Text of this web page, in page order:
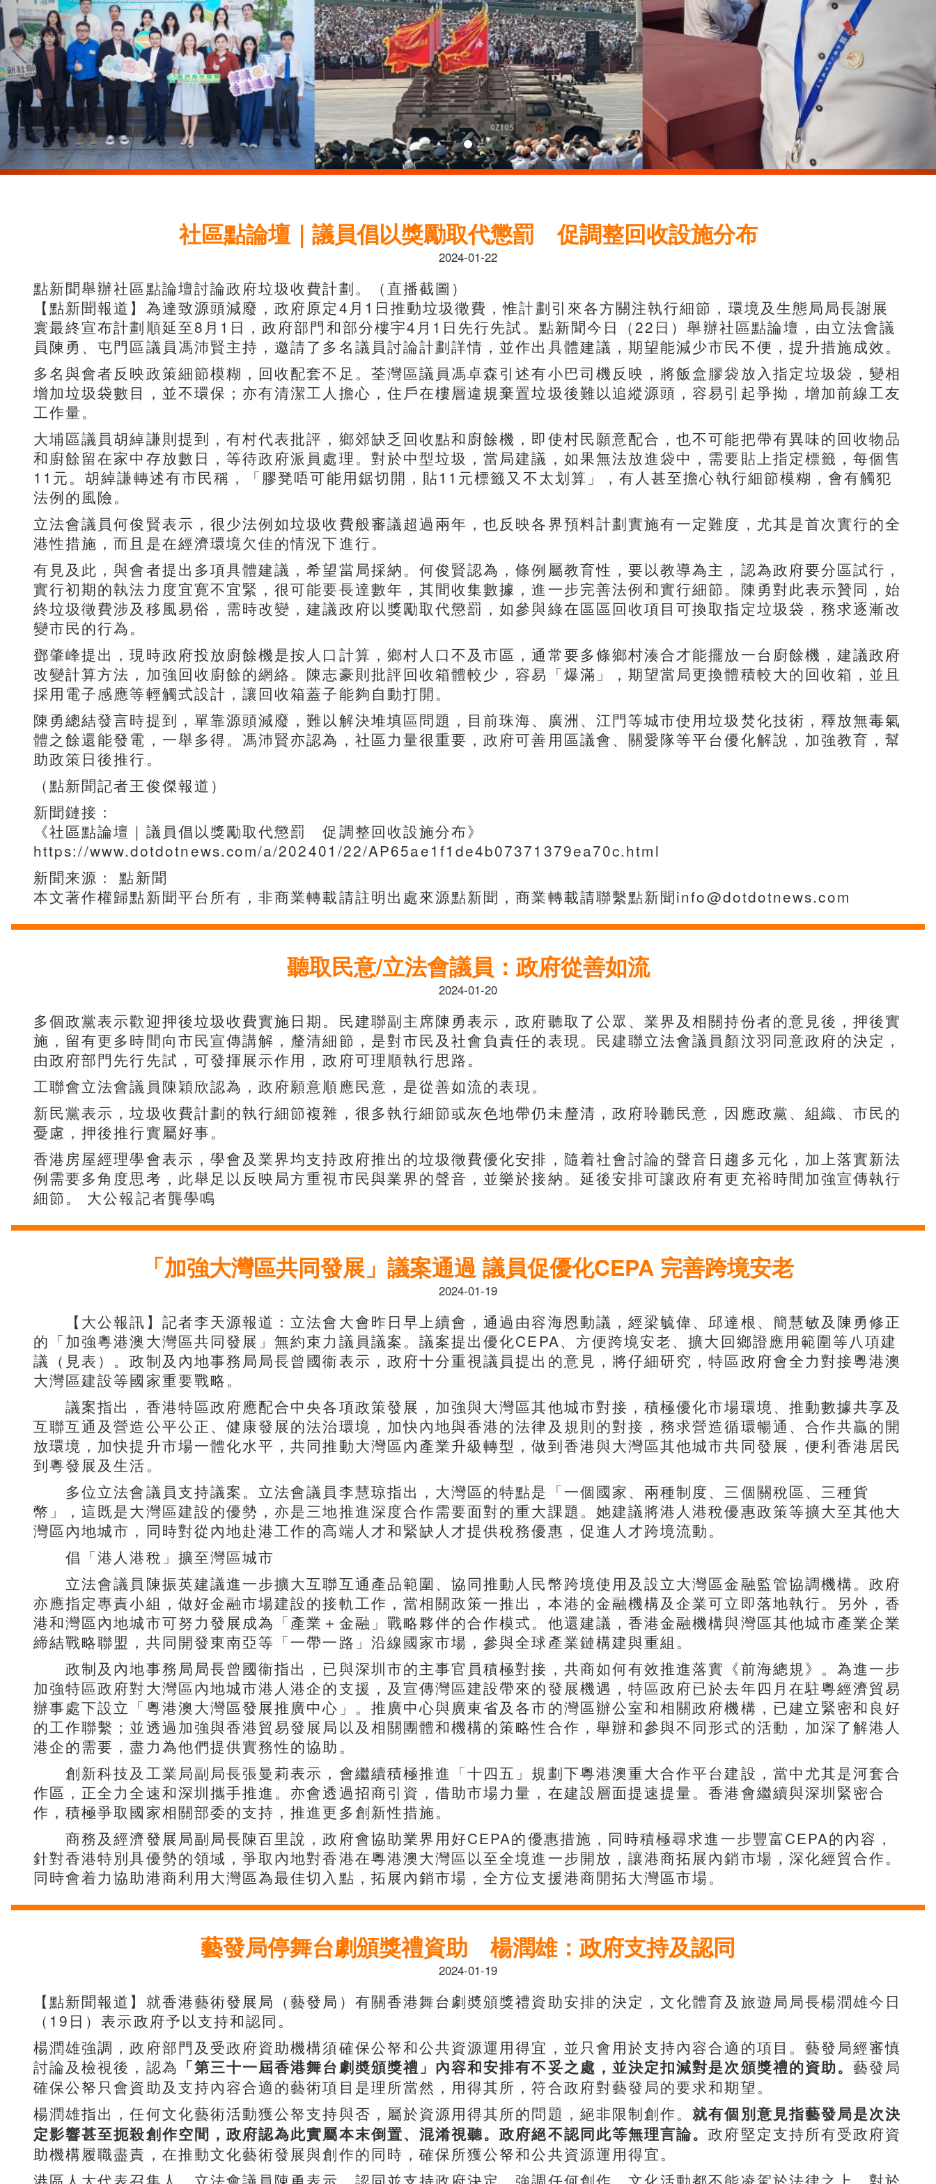
社區點論壇｜議員倡以獎勵取代懲罰 促調整回收設施分布
2024-01-22
點新聞舉辦社區點論壇討論政府垃圾收費計劃。（直播截圖）
【點新聞報道】為達致源頭減廢，政府原定4月1日推動垃圾徵費，惟計劃引來各方關注執行細節，環境及生態局局長謝展
寰最終宣布計劃順延至8月1日，政府部門和部分樓宇4月1日先行先試。點新聞今日（22日）舉辦社區點論壇，由立法會議
員陳勇、屯門區議員馮沛賢主持，邀請了多名議員討論計劃詳情，並作出具體建議，期望能減少市民不便，提升措施成效。
多名與會者反映政策細節模糊，回收配套不足。荃灣區議員馮卓森引述有小巴司機反映，將飯盒膠袋放入指定垃圾袋，變相
增加垃圾袋數目，並不環保；亦有清潔工人擔心，住戶在樓層違規棄置垃圾後難以追縱源頭，容易引起爭拗，增加前線工友
工作量。
大埔區議員胡綽謙則提到，有村代表批評，鄉郊缺乏回收點和廚餘機，即使村民願意配合，也不可能把帶有異味的回收物品
和廚餘留在家中存放數日，等待政府派員處理。對於中型垃圾，當局建議，如果無法放進袋中，需要貼上指定標籤，每個售
11元。胡綽謙轉述有市民稱，「膠凳唔可能用鋸切開，貼11元標籤又不太划算」，有人甚至擔心執行細節模糊，會有觸犯
法例的風險。
立法會議員何俊賢表示，很少法例如垃圾收費般審議超過兩年，也反映各界預料計劃實施有一定難度，尤其是首次實行的全
港性措施，而且是在經濟環境欠佳的情況下進行。
有見及此，與會者提出多項具體建議，希望當局採納。何俊賢認為，條例屬教育性，要以教導為主，認為政府要分區試行，
實行初期的執法力度宜寛不宜緊，很可能要長達數年，其間收集數據，進一步完善法例和實行細節。陳勇對此表示贊同，始
終垃圾徵費涉及移風易俗，需時改變，建議政府以獎勵取代懲罰，如參與綠在區區回收項目可換取指定垃圾袋，務求逐漸改
變市民的行為。
鄧肇峰提出，現時政府投放廚餘機是按人口計算，鄉村人口不及市區，通常要多條鄉村湊合才能擺放一台廚餘機，建議政府
改變計算方法，加強回收廚餘的網絡。陳志豪則批評回收箱體較少，容易「爆滿」，期望當局更換體積較大的回收箱，並且
採用電子感應等輕觸式設計，讓回收箱蓋子能夠自動打開。
陳勇總結發言時提到，單靠源頭減廢，難以解決堆填區問題，目前珠海、廣洲、江門等城市使用垃圾焚化技術，釋放無毒氣
體之餘還能發電，一舉多得。馮沛賢亦認為，社區力量很重要，政府可善用區議會、關愛隊等平台優化解說，加強教育，幫
助政策日後推行。
（點新聞記者王俊傑報道）
新聞鏈接：
《社區點論壇｜議員倡以獎勵取代懲罰 促調整回收設施分布》
https://www.dotdotnews.com/a/202401/22/AP65ae1f1de4b07371379ea70c.html
新聞来源： 點新聞
本文著作權歸點新聞平台所有，非商業轉載請註明出處來源點新聞，商業轉載請聯繫點新聞info@dotdotnews.com
聽取民意/立法會議員：政府從善如流
2024-01-20
多個政黨表示歡迎押後垃圾收費實施日期。民建聯副主席陳勇表示，政府聽取了公眾、業界及相關持份者的意見後，押後實
施，留有更多時間向市民宣傳講解，釐清細節，是對市民及社會負責任的表現。民建聯立法會議員顏汶羽同意政府的決定，
由政府部門先行先試，可發揮展示作用，政府可理順執行思路。
工聯會立法會議員陳穎欣認為，政府願意順應民意，是從善如流的表現。
新民黨表示，垃圾收費計劃的執行細節複雜，很多執行細節或灰色地帶仍未釐清，政府聆聽民意，因應政黨、組織、市民的
憂慮，押後推行實屬好事。
香港房屋經理學會表示，學會及業界均支持政府推出的垃圾徵費優化安排，隨着社會討論的聲音日趨多元化，加上落實新法
例需要多角度思考，此舉足以反映局方重視市民與業界的聲音，並樂於接納。延後安排可讓政府有更充裕時間加強宣傳執行
細節。 大公報記者龔學鳴
「加強大灣區共同發展」議案通過 議員促優化CEPA 完善跨境安老
2024-01-19
【大公報訊】記者李天源報道：立法會大會昨日早上續會，通過由容海恩動議，經梁毓偉、邱達根、簡慧敏及陳勇修正
的「加強粵港澳大灣區共同發展」無約束力議員議案。議案提出優化CEPA、方便跨境安老、擴大回鄉證應用範圍等八項建
議（見表）。政制及內地事務局局長曾國衞表示，政府十分重視議員提出的意見，將仔細研究，特區政府會全力對接粵港澳
大灣區建設等國家重要戰略。
議案指出，香港特區政府應配合中央各項政策發展，加強與大灣區其他城市對接，積極優化市場環境、推動數據共享及
互聯互通及營造公平公正、健康發展的法治環境，加快內地與香港的法律及規則的對接，務求營造循環暢通、合作共贏的開
放環境，加快提升市場一體化水平，共同推動大灣區內產業升級轉型，做到香港與大灣區其他城市共同發展，便利香港居民
到粵發展及生活。
多位立法會議員支持議案。立法會議員李慧琼指出，大灣區的特點是「一個國家、兩種制度、三個關稅區、三種貨
幣」，這既是大灣區建設的優勢，亦是三地推進深度合作需要面對的重大課題。她建議將港人港稅優惠政策等擴大至其他大
灣區內地城市，同時對從內地赴港工作的高端人才和緊缺人才提供稅務優惠，促進人才跨境流動。
倡「港人港稅」擴至灣區城市
立法會議員陳振英建議進一步擴大互聯互通產品範圍、協同推動人民幣跨境使用及設立大灣區金融監管協調機構。政府
亦應指定專責小組，做好金融市場建設的接軌工作，當相關政策一推出，本港的金融機構及企業可立即落地執行。另外，香
港和灣區內地城市可努力發展成為「產業＋金融」戰略夥伴的合作模式。他還建議，香港金融機構與灣區其他城市產業企業
締結戰略聯盟，共同開發東南亞等「一帶一路」沿線國家市場，參與全球產業鏈構建與重組。
政制及內地事務局局長曾國衞指出，已與深圳市的主事官員積極對接，共商如何有效推進落實《前海總規》。為進一步
加強特區政府對大灣區內地城市港人港企的支援，及宣傳灣區建設帶來的發展機遇，特區政府已於去年四月在駐粵經濟貿易
辦事處下設立「粵港澳大灣區發展推廣中心」。推廣中心與廣東省及各市的灣區辦公室和相關政府機構，已建立緊密和良好
的工作聯繫；並透過加強與香港貿易發展局以及相關團體和機構的策略性合作，舉辦和參與不同形式的活動，加深了解港人
港企的需要，盡力為他們提供實務性的協助。
創新科技及工業局副局長張曼莉表示，會繼續積極推進「十四五」規劃下粵港澳重大合作平台建設，當中尤其是河套合
作區，正全力全速和深圳攜手推進。亦會透過招商引資，借助市場力量，在建設層面提速提量。香港會繼續與深圳緊密合
作，積極爭取國家相關部委的支持，推進更多創新性措施。
商務及經濟發展局副局長陳百里說，政府會協助業界用好CEPA的優惠措施，同時積極尋求進一步豐富CEPA的內容，
針對香港特別具優勢的領域，爭取內地對香港在粵港澳大灣區以至全境進一步開放，讓港商拓展內銷市場，深化經貿合作。
同時會着力協助港商利用大灣區為最佳切入點，拓展內銷市場，全方位支援港商開拓大灣區市場。
藝發局停舞台劇頒獎禮資助 楊潤雄：政府支持及認同
2024-01-19
【點新聞報道】就香港藝術發展局（藝發局）有關香港舞台劇奬頒獎禮資助安排的決定，文化體育及旅遊局局長楊潤雄今日
（19日）表示政府予以支持和認同。
楊潤雄強調，政府部門及受政府資助機構須確保公帑和公共資源運用得宜，並只會用於支持內容合適的項目。藝發局經審慎
討論及檢視後，認為 「第三十一屆香港舞台劇奬頒獎禮」內容和安排有不妥之處，並決定扣減對是次頒獎禮的資助。藝發局
確保公帑只會資助及支持內容合適的藝術項目是理所當然，用得其所，符合政府對藝發局的要求和期望。
楊潤雄指出，任何文化藝術活動獲公帑支持與否，屬於資源用得其所的問題，絕非限制創作。就有個別意見指藝發局是次決
定影響甚至扼殺創作空間，政府認為此實屬本末倒置、混淆視聽。政府絕不認同此等無理言論。政府堅定支持所有受政府資
助機構履職盡責，在推動文化藝術發展與創作的同時，確保所獲公帑和公共資源運用得宜。
港區人大代表召集人、立法會議員陳勇表示，認同並支持政府決定，強調任何創作、文化活動都不能凌駕於法律之上，對於